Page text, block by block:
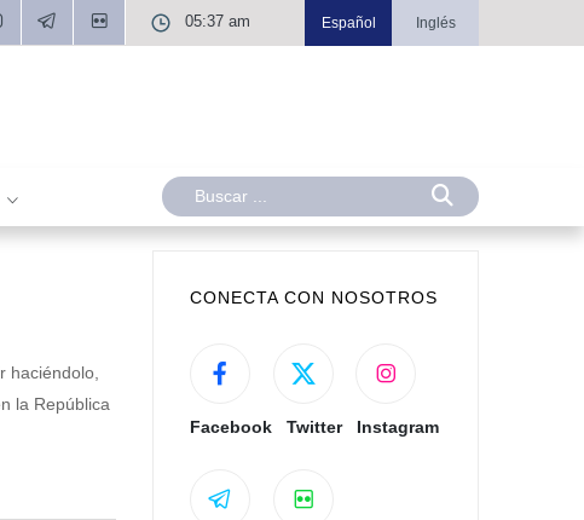
05:37 am Español Inglés
haciéndolo,
la República
CONECTA CON NOSOTROS
Facebook Twitter Instagram